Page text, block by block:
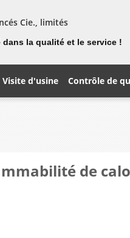
Cie., limités
dans la qualité et le service !
Visite d'usine Contrôle de
de